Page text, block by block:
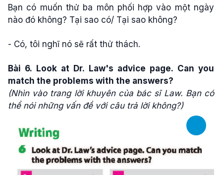
Bạn có muốn thử ba môn phối hợp vào một ngày
nào đó không? Tại sao có/ Tại sao không?
- Có, tôi nghĩ nó sẽ rất thử thách.
Bài 6. Look at Dr. Law's advice page. Can you
match the problems with the answers?
(Nhìn vào trang lời khuyên của bác sĩ Law. Bạn có
thể nói những vấn đề với câu trả lời không?)